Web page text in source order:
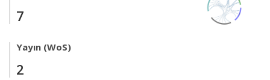
7
Yayın (WoS)
2